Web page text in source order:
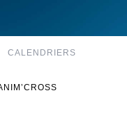
CALENDRIERS